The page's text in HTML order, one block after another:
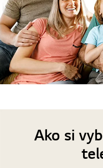
Ako si